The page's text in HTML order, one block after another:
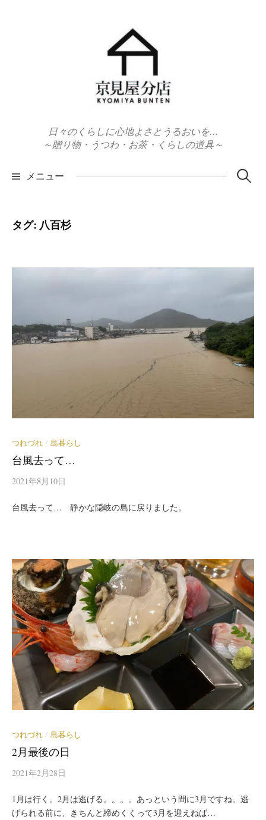
日々のくらしに心地よさとうるおいを…
～贈り物・うつわ・お茶・くらしの道具～
メニュー 検
タグ: 八百杉
つれづれ / 島暮らし
台風去って…
2021年8月10日
台風去って… 静かな隠岐の島に戻りました。
つれづれ / 島暮らし
2月最後の日
2021年2月28日
1月は行く。2月は逃げる。。。。あっという間に3月ですね。逃
げられる前に、きちんと締めくくって3月を迎えねば…